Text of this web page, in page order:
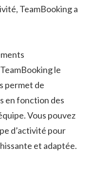
TeamBooking a
le
permet de
en fonction des
Vous pouvez
d’activité pour
et adaptée.